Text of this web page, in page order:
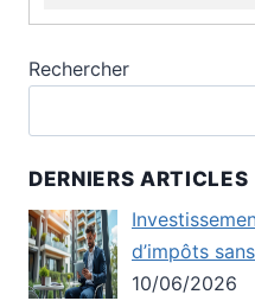
Rechercher
DERNIERS ARTICLES
d’impôts
10/06/2026